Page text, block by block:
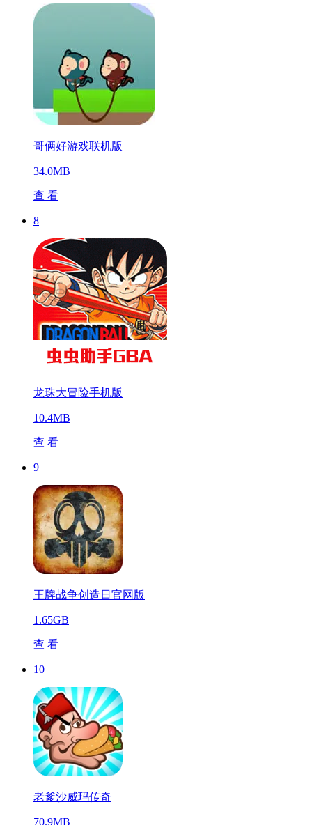
哥俩好游戏联机版
34.0MB
查 看
8
龙珠大冒险手机版
10.4MB
查 看
9
王牌战争创造日官网版
1.65GB
查 看
10
老爹沙威玛传奇
70.9MB